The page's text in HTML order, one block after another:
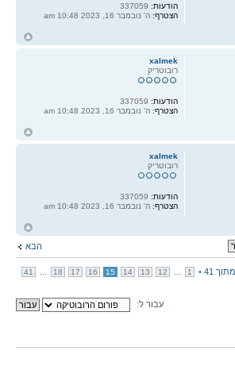
הודעות:
הצטרף: ה' נובמבר 16, 2023 10:48 am
xalmek
רובוטריק
הודעות:337059
הצטרף:ה' נובמבר 16, 2023 10:48 am
xalmek
רובוטריק
הודעות:
הצטרף: ה' נובמבר 16, 2023 10:48 am
הבא
מתוך 41
•
1
12
13
14
15
16
17
18
41
עבור ל: